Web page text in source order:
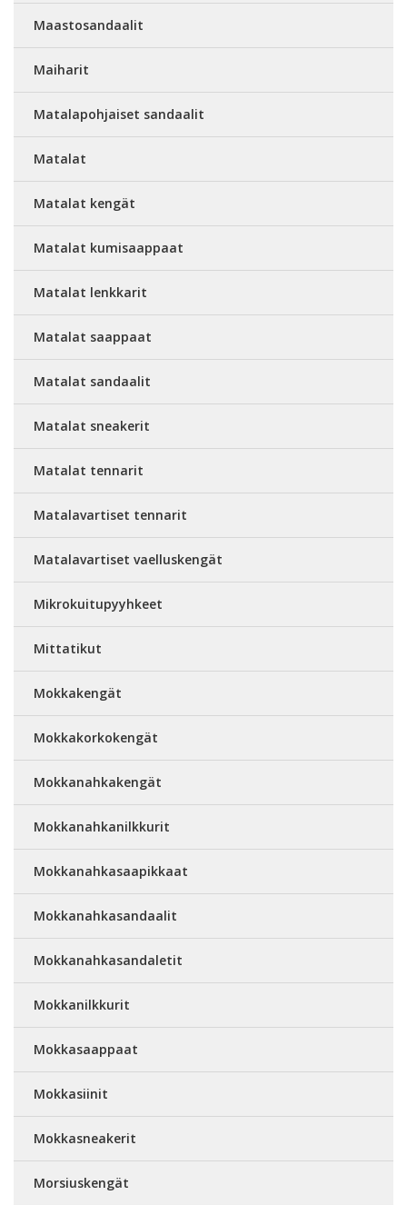
Maastosandaalit
Maiharit
Matalapohjaiset sandaalit
Matalat
Matalat kengät
Matalat kumisaappaat
Matalat lenkkarit
Matalat saappaat
Matalat sandaalit
Matalat sneakerit
Matalat tennarit
Matalavartiset tennarit
Matalavartiset vaelluskengät
Mikrokuitupyyhkeet
Mittatikut
Mokkakengät
Mokkakorkokengät
Mokkanahkakengät
Mokkanahkanilkkurit
Mokkanahkasaapikkaat
Mokkanahkasandaalit
Mokkanahkasandaletit
Mokkanilkkurit
Mokkasaappaat
Mokkasiinit
Mokkasneakerit
Morsiuskengät